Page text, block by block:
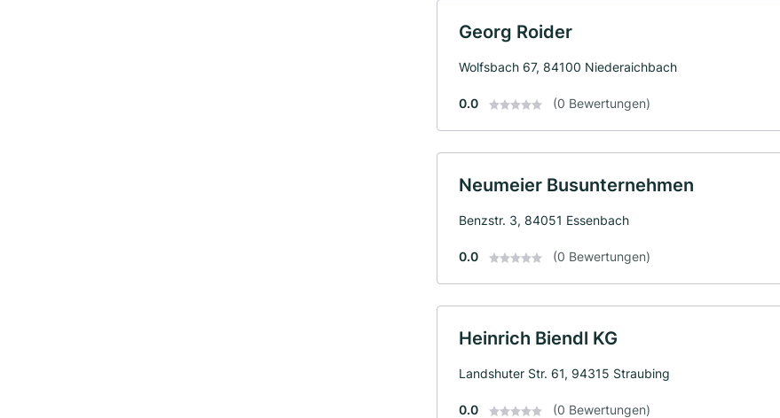
Georg Roider
Wolfsbach 67, 84100 Niederaichbach
0.0 (0 Bewertungen)
Neumeier Busunternehmen
Benzstr. 3, 84051 Essenbach
0.0 (0 Bewertungen)
Heinrich Biendl KG
Landshuter Str. 61, 94315 Straubing
0.0 (0 Bewertungen)